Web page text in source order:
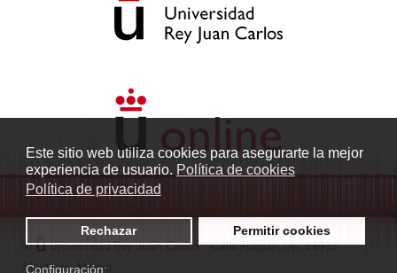
Este sitio web utiliza cookies para asegurarte la mejor
experiencia de usuario. Política de cookies
Política de privacidad
Rechazar Permitir cookies
Configuración:
© Universidad Rey Juan Carlos- Calle Tulipán s/n. 28933
Móstoles. Madrid